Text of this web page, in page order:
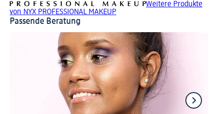
Weitere Produkte
von NYX PROFESSIONAL MAKEUP
Passende Beratung